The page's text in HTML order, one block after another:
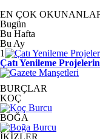
EN ÇOK
Bugün
Bu Hafta
Bu Ay
1
Çatı Yenileme
BURÇLAR
KOÇ
BOĞA
İKİZLER